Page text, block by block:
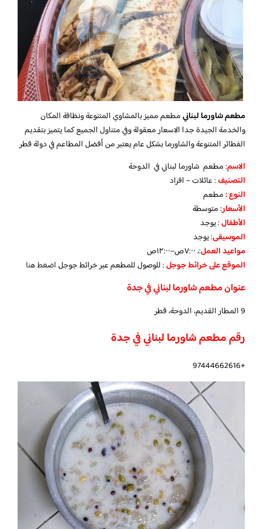
مطعم شاورما لبنانيمطعم مميز بالمشاوي المتنوعة ونظافة المكان
والخدمة الجيدة جدا الاسعار معقولة وفي متناول الجميع كما يتميز بتقديم
الفطائر المتنوعة والشاورما بشكل عام يعتبر من أفضل المطاعم في دولة قطر
الاسم: مطعم شاورما لبناني في الدوحة
التصنيف: عائلات – افراد
النوع :مطعم
الأسعار:متوسطة
الأطفال:يوجد
الموسيقى:يوجد
مواعيد العمل:، ٧:٠٠ص–١٢:٠٠ص
الموقع على خرائط جوجل: للوصول للمطعم عبر خرائط جوجلاضغط هنا
عنوان مطعم شاورما لبناني في جدة
9 المطار القديم، الدوحة، قطر
رقم مطعم شاورما لبناني في جدة
+97444662616